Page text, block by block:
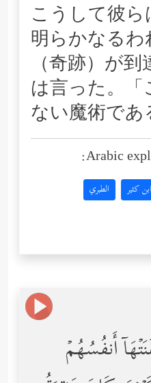
こうして彼ら
明らかなる
（奇跡）が
は言った。
ない魔術であ
Arabic
ابن كثير الطبري
أَنفُسُهُمۡ